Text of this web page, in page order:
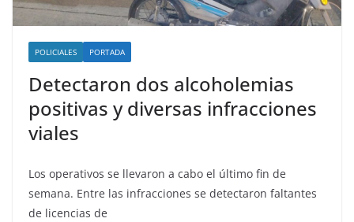
POLICIALES PORTADA
Detectaron dos alcoholemias
positivas y diversas infracciones
viales
Los operativos se llevaron a cabo el último fin de
semana. Entre las infracciones se detectaron faltantes
de licencias de